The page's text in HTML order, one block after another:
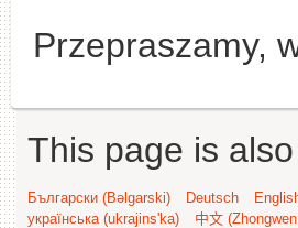
Przepraszamy,
This page is
Български (Bəlgarski) Deutsch
українська (ukrajins'ka)
中文